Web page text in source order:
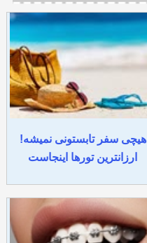
هیچی سفر تابستونی نمیشه!
ارزانترین تورها اینجاست